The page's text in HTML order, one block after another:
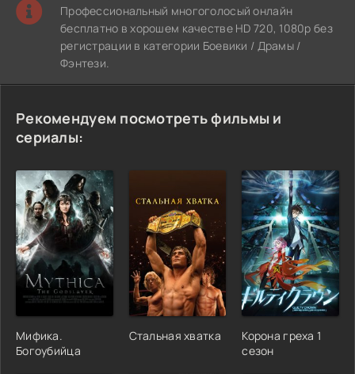
Профессиональный многоголосый онлайн
бесплатно в хорошем качестве HD 720, 1080p без
регистрации в категории Боевики / Драмы /
Фэнтези.
Рекомендуем посмотреть фильмы и
сериалы:
Мифика.
Богоубийца
Стальная хватка
Корона греха 1
сезон